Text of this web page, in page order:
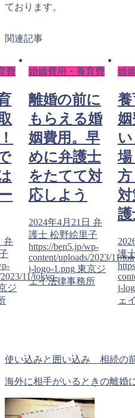
ております。
関連記事
費
弁
11/tokyo-
ジ
婚姻費用・養育費
離婚の前に
もらえる婚
姻費用。早
めに弁護士
をたてて対
応しよう
2024年4月21日 弁
護士 松野絵里子
https://ben5.jp/wp-
content/uploads/2023/11/
j-logo-1.png 東京ジ
ェイ法律事務所
婚
養
姻
場
方
護
護
j-
ェ
使い込みと囲い込み 相続の
海外に相手がいるときの離婚